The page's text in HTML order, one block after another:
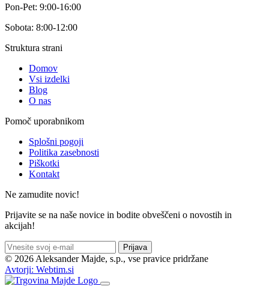
Pon-Pet: 9:00-16:00
Sobota: 8:00-12:00
Struktura strani
Domov
Vsi izdelki
Blog
O nas
Pomoč uporabnikom
Splošni pogoji
Politika zasebnosti
Piškotki
Kontakt
Ne zamudite novic!
Prijavite se na naše novice in bodite obveščeni o novostih in
akcijah!
Prijava
© 2026 Aleksander Majde, s.p., vse pravice pridržane
Avtorji: Webtim.si